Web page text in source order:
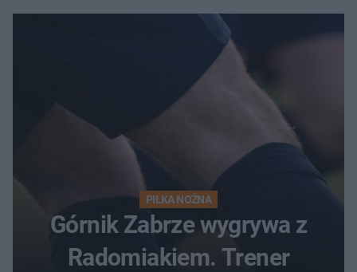
PIŁKA NOŻNA
Górnik Zabrze wygrywa z
Radomiakiem. Trener